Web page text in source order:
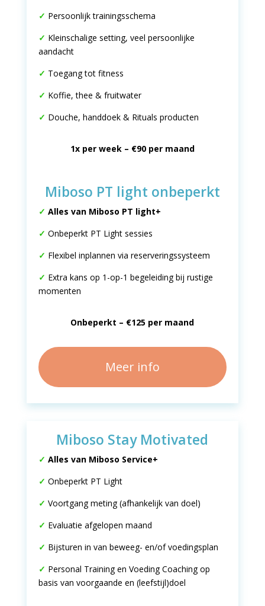
✓ Persoonlijk trainingsschema
✓ Kleinschalige setting, veel persoonlijke
aandacht
✓ Toegang tot fitness
✓ Koffie, thee & fruitwater
✓ Douche, handdoek & Rituals producten
1x per week – €90 per maand
Miboso PT light onbeperkt
✓ Alles van Miboso PT light+
✓ Onbeperkt PT Light sessies
✓ Flexibel inplannen via reserveringssysteem
✓ Extra kans op 1-op-1 begeleiding bij rustige
momenten
Onbeperkt – €125 per maand
Meer info
Miboso Stay Motivated
✓ Alles van Miboso Service+
✓ Onbeperkt PT Light
✓ Voortgang meting (afhankelijk van doel)
✓ Evaluatie afgelopen maand
✓ Bijsturen in van beweeg- en/of voedingsplan
✓ Personal Training en Voeding Coaching op
basis van voorgaande en (leefstijl)doel